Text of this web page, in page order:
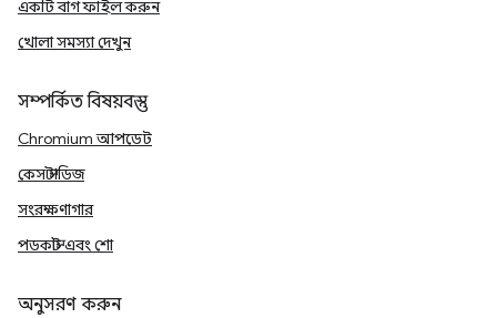
একটি বাগ ফাইল করুন
খোলা সমস্যা দেখুন
সম্পর্কিত বিষয়বস্তু
Chromium আপডেট
কেস স্টাডিজ
সংরক্ষণাগার
পডকাস্ট এবং শো
অনুসরণ করুন